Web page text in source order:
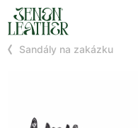
Sandály na zakázku